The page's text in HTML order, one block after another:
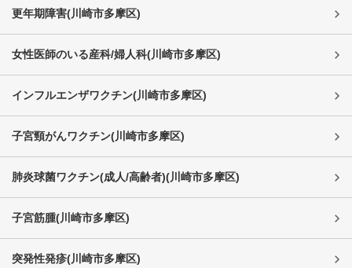
更年期障害(川崎市多摩区)
女性医師のいる産科/婦人科(川崎市多摩区)
インフルエンザワクチン(川崎市多摩区)
子宮頸がんワクチン(川崎市多摩区)
肺炎球菌ワクチン(成人/高齢者)(川崎市多摩区)
子宮筋腫(川崎市多摩区)
突発性発疹(川崎市多摩区)